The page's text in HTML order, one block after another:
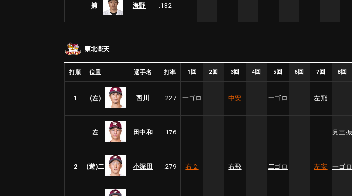
捕 海野 .132
東北楽天
打順 位置 選手名 打率 1回 2回 3回 4回 5回 6回 7回 8回
1 (左) 西川 .227 一ゴロ 中安 一ゴロ 左飛
左 田中和 .176 見三振
2 (遊)二 小深田 .279 右２ 右飛 二ゴロ 左安 一ゴロ